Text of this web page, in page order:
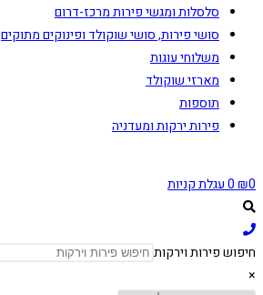
סלסלות ומגשי פירות מרכז-דרום
סושי פירות, סושי שוקולד ופינוקים מתוקים
משלוחי עוגות
מארזי שוקולד
תוספות
פירות ירקות ומעדניה
₪0
0עגלת קניות
חיפוש פירות וירקות
×